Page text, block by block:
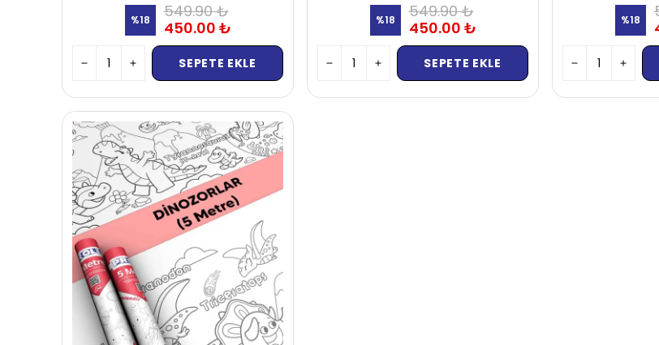
%18
549.90 ₺
450.00 ₺
SEPETE EKLE
%18
549.90 ₺
450.00 ₺
SEPETE EKLE
%18